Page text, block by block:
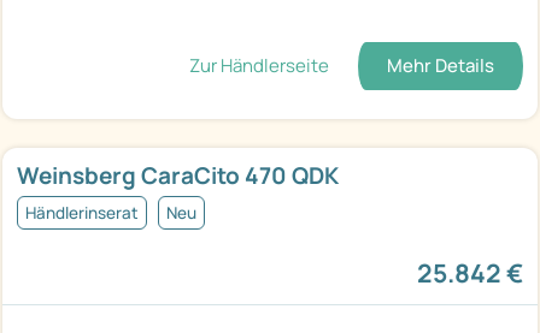
Zur Händlerseite Mehr Details
Weinsberg CaraCito 470 QDK
Händlerinserat Neu
25.842 €